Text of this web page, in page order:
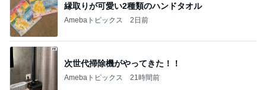
縁取りが可愛い2種類のハンドタオル
Amebaトピックス 2日前
次世代掃除機がやってきた！！
Amebaトピックス 21時間前